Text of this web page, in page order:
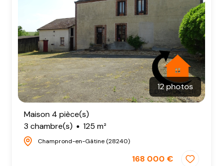
12 photos
Maison 4 pièce(s)
3 chambre(s)
125 m²
Champrond-en-Gâtine (28240)
168 000 €